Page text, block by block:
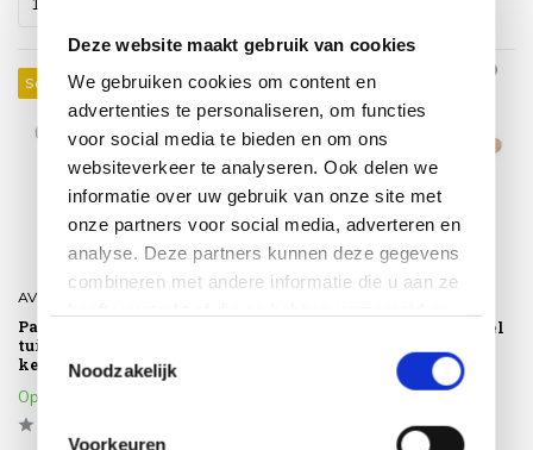
Deze website maakt gebruik van cookies
We gebruiken cookies om content en
advertenties te personaliseren, om functies
voor social media te bieden en om ons
websiteverkeer te analyseren. Ook delen we
informatie over uw gebruik van onze site met
onze partners voor social media, adverteren en
analyse. Deze partners kunnen deze gegevens
combineren met andere informatie die u aan ze
Noodzakelijk
Voorkeuren
Sale 29%
AVH-Collectie
Pasadena low dining
tuintafel 140xH69 cm
keramisch antraciet
Op voorraad
Sale 15%
Saba low dining teak tafel
160ØxH69 cm met latte
onderstel Taste 4SO